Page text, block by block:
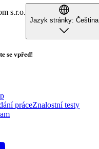
s.r.o.
Jazyk stránky: Čeština
se vpřed!
práceZnalostní testy